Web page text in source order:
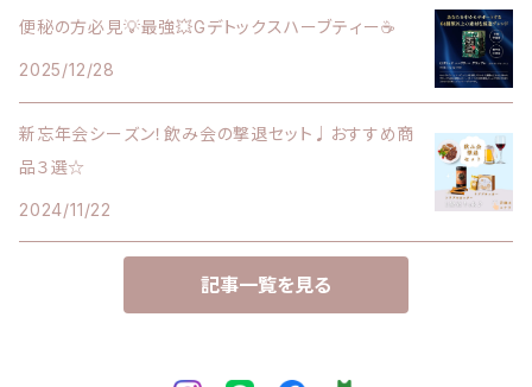
便秘の方必見💡最強💥Gデトックスハーブティー☕️
2025/12/28
新忘年会シーズン！飲み会の撃退セット♩おすすめ商
品３選☆
2024/11/22
記事一覧を見る